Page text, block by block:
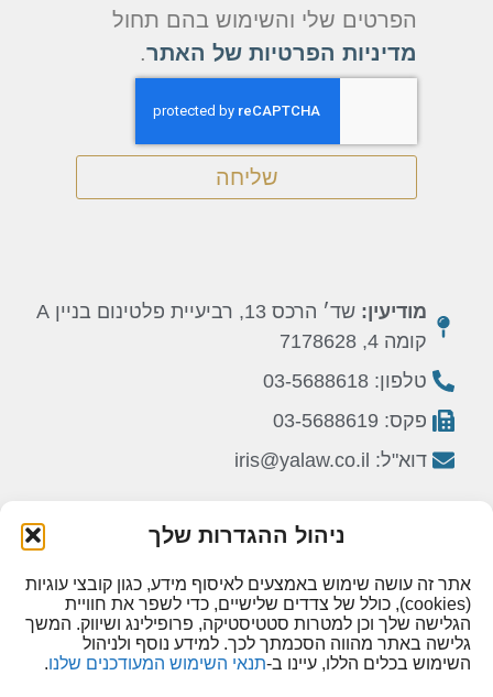
ניהול ההגדרות שלך
אתר זה עושה שימוש באמצעים לאיסוף מידע, כגון קובצי עוגיות
(cookies), כולל של צדדים שלישיים, כדי לשפר את חוויית
הגלישה שלך וכן למטרות סטטיסטיקה, פרופילינג ושיווק. המשך
גלישה באתר מהווה הסכמתך לכך. למידע נוסף ולניהול
השימוש בכלים הללו, עיינו ב-תנאי השימוש המעודכנים שלנו.
מודיעין:
שד׳ הרכס 13, רביעיית פלטינום בניין A
קומה 4, 7178628
טלפון: 03-5688618
פקס: 03-5688619
דוא"ל: iris@yalaw.co.il
(המגדל הצפוני), קומה 34, 6473925
טלפון: 076-5384260
פקס: 076-5104036
דוא"ל: iris@yalaw.co.il
הפרטים שלי והשימוש בהם תחול
מדיניות הפרטיות של האתר.
שליחה